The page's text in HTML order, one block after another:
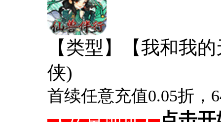
【类型】【我和我
侠)
首续任意充值0.05折，